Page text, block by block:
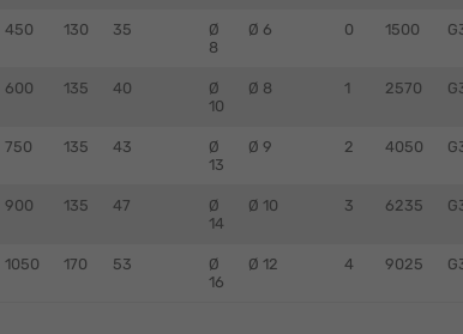
450 130 35
Ø
8
Ø 6 0 1500
600 135 40
Ø
10
Ø 8 1 2570
750 135 43
Ø
13
Ø 9 2 4050
900 135 47
Ø
14
Ø 10 3 6235
1050 170 53
Ø
16
Ø 12 4 9025